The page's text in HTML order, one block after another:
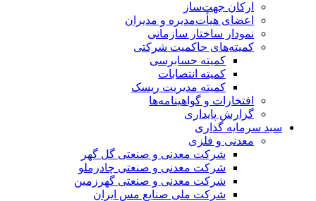
ارکان جهت‌ساز
اعضای هیأت‌مدیره و مدیران
نمودار ساختار سازمانی
کمیته‌های حاکمیت شرکتی
کمیته حسابرسی
کمیته انتصابات
کمیته مدیریت ریسک
افتخارات و گواهینامه‌ها
گزارش پایداری
سبد سرمایه گذاری
معدنی و فلزی
شرکت معدنی و صنعتی گل گهر
شرکت معدنی و صنعتی چادرملو
شرکت معدنی و صنعتی گهرزمین
شرکت ملی صنایع مس ایران